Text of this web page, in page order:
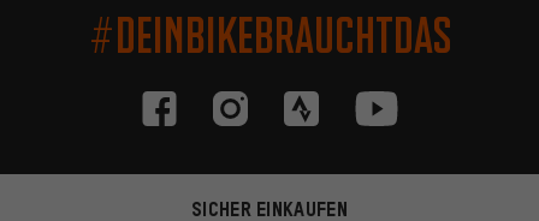
#DEINBIKEBRAUCHTDAS
SICHER EINKAUFEN